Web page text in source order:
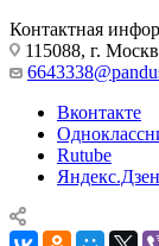
Контактная
115088, г.
Вконтакте
Rutube
Яндекс.Дзен